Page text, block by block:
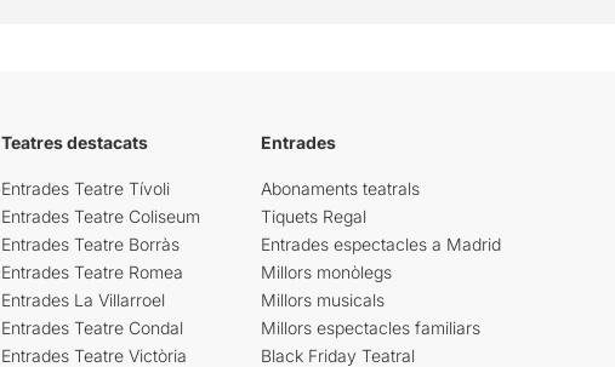
Teatres destacats
Entrades Teatre Tívoli
Entrades Teatre Coliseum
Entrades Teatre Borràs
Entrades Teatre Romea
Entrades La Villarroel
Entrades Teatre Condal
Entrades Teatre Victòria
Entrades
Abonaments teatrals
Tiquets Regal
Entrades espectacles a Madrid
Millors monòlegs
Millors musicals
Millors espectacles familiars
Black Friday Teatral